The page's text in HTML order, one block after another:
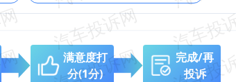
满意度打
分(1分)
完成/再
投诉